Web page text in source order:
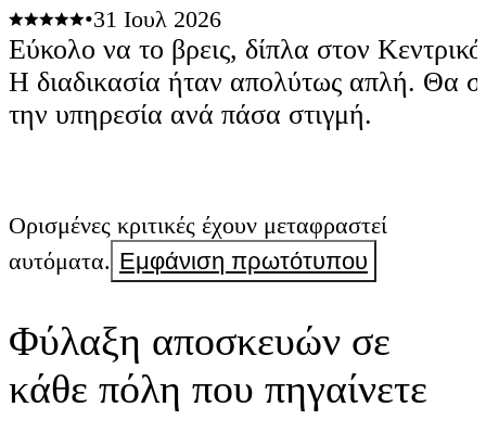
•31 Ιουλ 2026
Εύκολο να το βρεις, δίπλα στον
Η διαδικασία ήταν απολύτως απλή. Θα
την υπηρεσία ανά πάσα στιγμή.
Ορισμένες κριτικές έχουν μεταφραστεί
αυτόματα. Εμφάνιση πρωτότυπου
Φύλαξη αποσκευών σε
κάθε πόλη που πηγαίνετε